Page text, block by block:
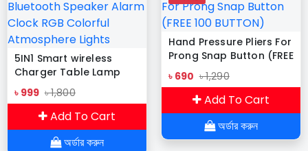
5IN1 Smart wireless
Charger Table Lamp
Bluetooth Speaker
Alarm Clock RGB
Colorful Atmosphere
Lights
৳ 999 ৳ 1,800
Add To Cart
অর্ডার করুন
Hand Pressure Pliers For
Prong Snap Button (FREE
100 BUTTON)
৳ 690 ৳ 1,290
Add To Cart
অর্ডার করুন